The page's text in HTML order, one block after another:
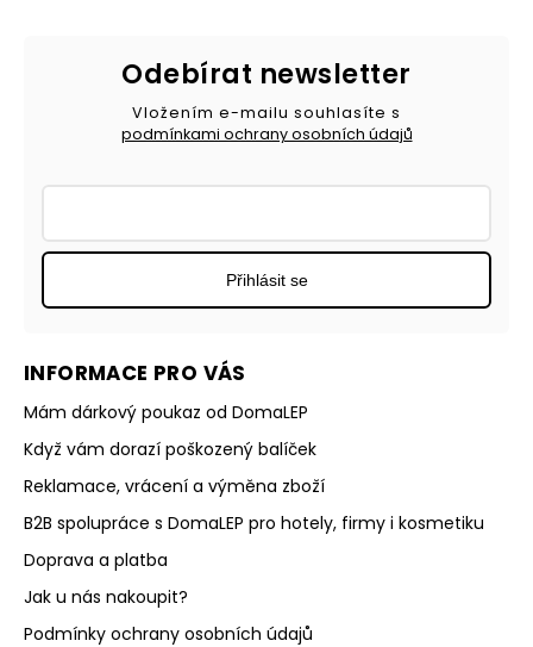
INFORMACE PRO VÁS
Mám dárkový poukaz od DomaLEP
Když vám dorazí poškozený balíček
Reklamace, vrácení a výměna zboží
B2B spolupráce s DomaLEP pro hotely, firmy i kosmetiku
Doprava a platba
Jak u nás nakoupit?
Podmínky ochrany osobních údajů
Odebírat newsletter
Vložením e-mailu souhlasíte s
podmínkami ochrany osobních údajů
Přihlásit se